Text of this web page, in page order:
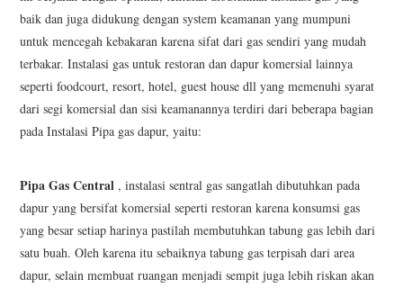
baik dan juga didukung dengan system keamanan yang mumpuni
untuk mencegah kebakaran karena sifat dari gas sendiri yang mudah
terbakar. Instalasi gas untuk restoran dan dapur komersial lainnya
seperti foodcourt, resort, hotel, guest house dll yang memenuhi syarat
dari segi komersial dan sisi keamanannya terdiri dari beberapa bagian
pada Instalasi Pipa gas dapur, yaitu:
Pipa Gas Central , instalasi sentral gas sangatlah dibutuhkan pada
dapur yang bersifat komersial seperti restoran karena konsumsi gas
yang besar setiap harinya pastilah membutuhkan tabung gas lebih dari
satu buah. Oleh karena itu sebaiknya tabung gas terpisah dari area
dapur, selain membuat ruangan menjadi sempit juga lebih riskan akan